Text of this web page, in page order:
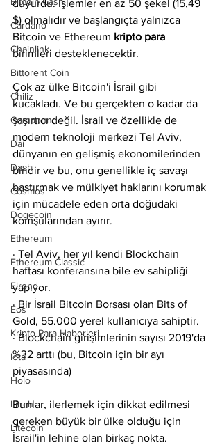
Cardano
Chainlink
Bittorent Coin
Chiliz
Compound
Dai
Dash
Cosmos
Dogecoin
Ethereum
Ethereum Classic
Elrond
Eos
Kripto Para Haberleri
Iota
Holo
Linch
Litecoin
duyurdu. İşlemler en az 50 şekel (15,49
$) olmalıdır ve başlangıçta yalnızca
Bitcoin ve Ethereum kripto para
birimleri desteklenecektir.
Çok az ülke Bitcoin'i İsrail gibi
kucakladı. Ve bu gerçekten o kadar da
şaşırtıcı değil. İsrail ve özellikle de
modern teknoloji merkezi Tel Aviv,
dünyanın en gelişmiş ekonomilerinden
biridir ve bu, onu genellikle iç savaşı
bastırmak ve mülkiyet haklarını korumak
için mücadele eden orta doğudaki
komşularından ayırır.
· Tel Aviv, her yıl kendi Blockchain
haftası konferansına bile ev sahipliği
yapıyor.
· Bir İsrail Bitcoin Borsası olan Bits of
Gold, 55.000 yerel kullanıcıya sahiptir.
· Blockchain girişimlerinin sayısı 2019'da
%32 arttı (bu, Bitcoin için bir ayı
piyasasında)
Bunlar, ilerlemek için dikkat edilmesi
gereken büyük bir ülke olduğu için
İsrail'in lehine olan birkaç nokta.